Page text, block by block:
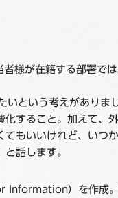
様が在籍する部署で
という考えがありま
すること。加えて、
もいいけれど、いつ
話します。
）を作成